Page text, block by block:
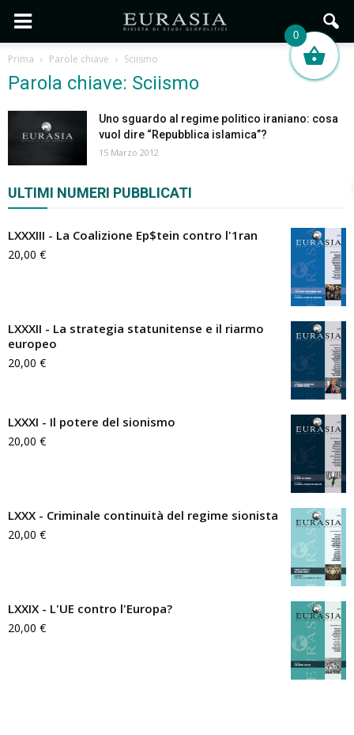
Prima Parole chiave Sciismo
Parola chiave: Sciismo
Uno sguardo al regime politico iraniano: cosa
vuol dire “Repubblica islamica”?
15 Marzo 2012
ULTIMI NUMERI PUBBLICATI
LXXXIII - La Coalizione Ep$tein contro l'1ran
20,00 €
LXXXII - La strategia statunitense e il riarmo
europeo
20,00 €
LXXXI - Il potere del sionismo
20,00 €
LXXX - Criminale continuità del regime sionista
20,00 €
LXXIX - L'UE contro l'Europa?
20,00 €
0